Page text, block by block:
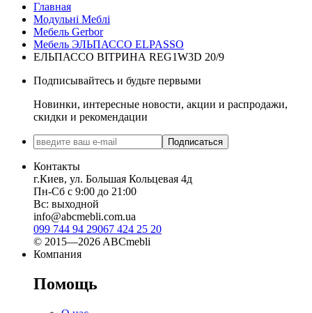
Главная
Модульні Меблі
Мебель Gerbor
Мебель ЭЛЬПАССО ELPASSO
ЕЛЬПАССО ВІТРИНА REG1W3D 20/9
Подписывайтесь и будьте первыми
Новинки, интересные новости, акции и распродажи,
скидки и рекомендации
Подписаться
Контакты
г.Киев, ул. Большая Кольцевая 4д
Пн-Сб с 9:00 до 21:00
Вс: выходной
info@abcmebli.com.ua
099 744 94 29067 424 25 20
© 2015—2026 ABCmebli
Компания
Помощь